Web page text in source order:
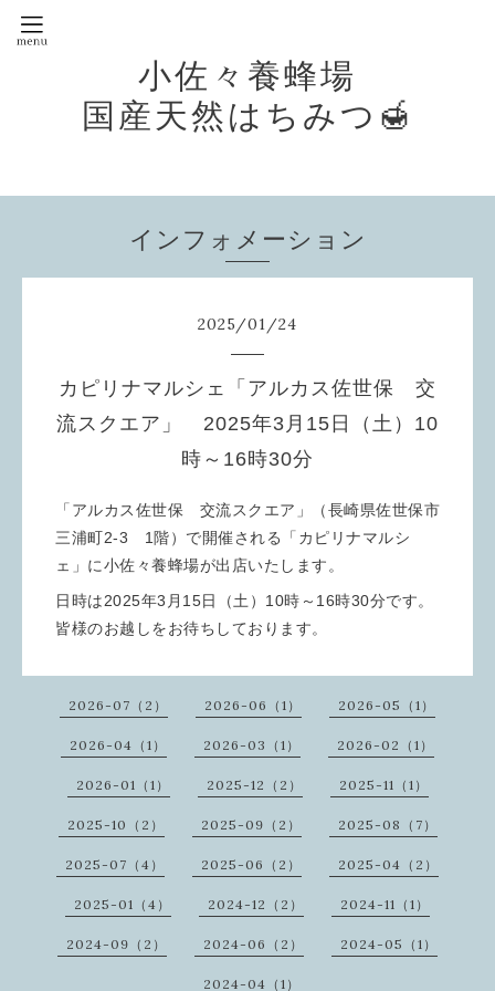
小佐々養蜂場
国産天然はちみつ🍯
インフォメーション
2025/01/24
カピリナマルシェ「アルカス佐世保 交
流スクエア」 2025年3月15日（土）10
時～16時30分
「アルカス佐世保 交流スクエア」（長崎県佐世保市
三浦町2-3 1階）で開催される「カピリナマルシ
ェ」に小佐々養蜂場が出店いたします。
日時は2025年3月15日（土）10時～16時30分です。
皆様のお越しをお待ちしております。
2026-07（2） 2026-06（1） 2026-05（1）
2026-04（1） 2026-03（1） 2026-02（1）
2026-01（1） 2025-12（2） 2025-11（1）
2025-10（2） 2025-09（2） 2025-08（7）
2025-07（4） 2025-06（2） 2025-04（2）
2025-01（4） 2024-12（2） 2024-11（1）
2024-09（2） 2024-06（2） 2024-05（1）
2024-04（1）